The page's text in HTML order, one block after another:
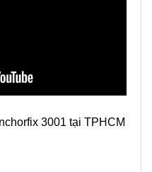
3001 tại TPHCM